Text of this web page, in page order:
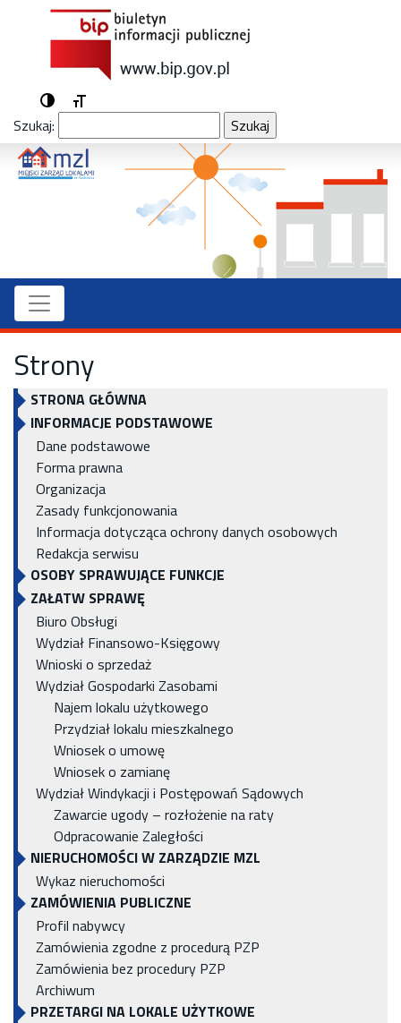
Przełącz wysoki kontrast
Zmień rozmiar czcionek
Szukaj:
Strony
STRONA GŁÓWNA
INFORMACJE PODSTAWOWE
Dane podstawowe
Forma prawna
Organizacja
Zasady funkcjonowania
Informacja dotycząca ochrony danych osobowych
Redakcja serwisu
OSOBY SPRAWUJĄCE FUNKCJE
ZAŁATW SPRAWĘ
Biuro Obsługi
Wydział Finansowo-Księgowy
Wnioski o sprzedaż
Wydział Gospodarki Zasobami
Najem lokalu użytkowego
Przydział lokalu mieszkalnego
Wniosek o umowę
Wniosek o zamianę
Wydział Windykacji i Postępowań Sądowych
Zawarcie ugody – rozłożenie na raty
Odpracowanie Zaległości
NIERUCHOMOŚCI W ZARZĄDZIE MZL
Wykaz nieruchomości
ZAMÓWIENIA PUBLICZNE
Profil nabywcy
Zamówienia zgodne z procedurą PZP
Zamówienia bez procedury PZP
Archiwum
PRZETARGI NA LOKALE UŻYTKOWE